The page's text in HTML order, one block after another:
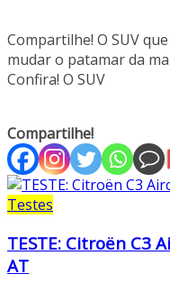
Compartilhe! O SUV
mudar o patamar da
Confira! O SUV
Compartilhe!
Testes
TESTE: Citroën C3
AT